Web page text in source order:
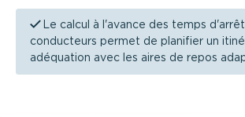
Le calcul à l'avance des temps
conducteurs permet de planifier un
adéquation avec les aires de repos